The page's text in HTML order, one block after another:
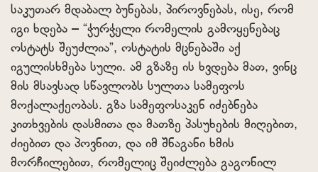
საკუთარ მდაბალ ბუნებას, პიროვნებას, ისე, რომ
იგი ხდება – “ჭურჭელი რომელის გამოყენებაც
ოსტატს შეუძლია”, ოსტატის მცნებაში აქ
იგულისხმება სული. ამ გზაზე ის ხვდება მათ, ვინც
მის მსავსად სწავლობს სულთა სამეფოს
მოქალაქეობას. გზა სამეფოსაკენ იძებნება
კითხვების დასმითა და მათზე პასუხების მიღებით,
ძიებით და პოვნით, და იმ შნაგანი ხმის
მორჩილებით, რომელიც შეიძლება გაგონილ